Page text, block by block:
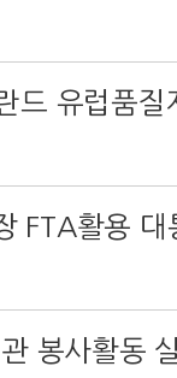
드 유럽품질
FTA활용 대
봉사활동